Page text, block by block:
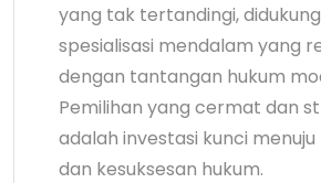
yang tak tertandingi,
spesialisasi mendalam yang
dengan tantangan hukum
Pemilihan yang cermat dan
adalah investasi kunci
dan kesuksesan hukum.